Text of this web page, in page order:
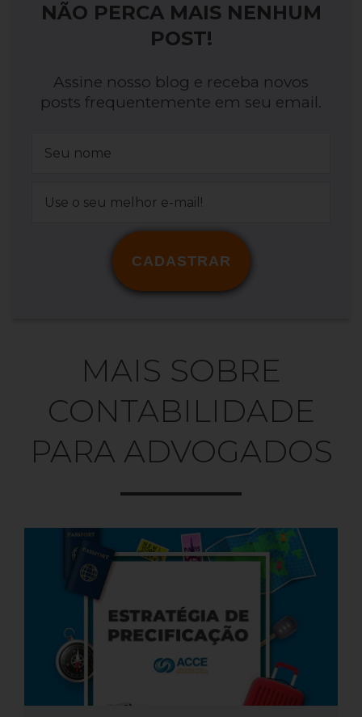
NÃO PERCA MAIS NENHUM
POST!
Assine nosso blog e receba novos
posts frequentemente em seu email.
CADASTRAR
MAIS SOBRE
CONTABILIDADE
PARA ADVOGADOS